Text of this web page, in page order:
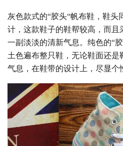
灰色款式的“胶头“帆布鞋，鞋
计，这款鞋子的鞋帮较高，而且
一副淡淡的清新气息。纯色的“
土色遍布整只鞋，无论鞋面还
气息，在鞋带的设计上，尽显个